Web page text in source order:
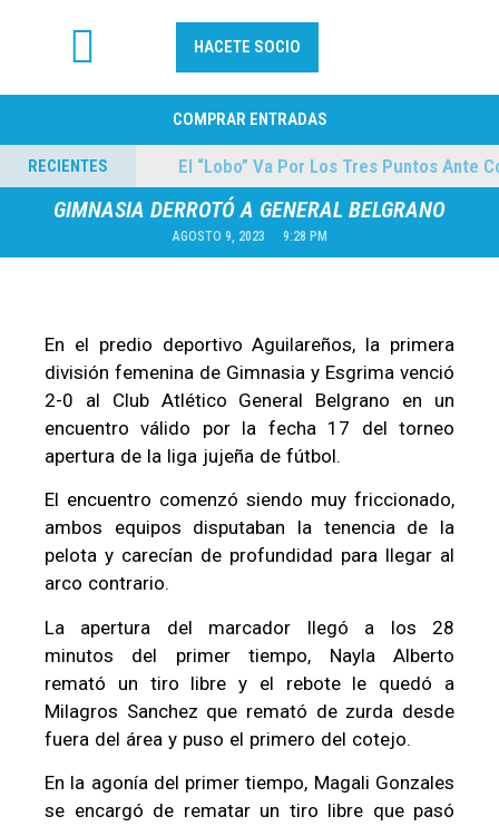
HACETE SOCIO
COMPRAR ENTRADAS
RECIENTES
04/08/2026 El “Lobo” Va Por Los Tres Puntos Ante
GIMNASIA DERROTÓ A GENERAL BELGRANO
AGOSTO 9, 2023 9:28 PM
En el predio deportivo Aguilareños, la primera
división femenina de Gimnasia y Esgrima venció
2-0 al Club Atlético General Belgrano en un
encuentro válido por la fecha 17 del torneo
apertura de la liga jujeña de fútbol.
El encuentro comenzó siendo muy friccionado,
ambos equipos disputaban la tenencia de la
pelota y carecían de profundidad para llegar al
arco contrario.
La apertura del marcador llegó a los 28
minutos del primer tiempo, Nayla Alberto
remató un tiro libre y el rebote le quedó a
Milagros Sanchez que remató de zurda desde
fuera del área y puso el primero del cotejo.
En la agonía del primer tiempo, Magali Gonzales
se encargó de rematar un tiro libre que pasó